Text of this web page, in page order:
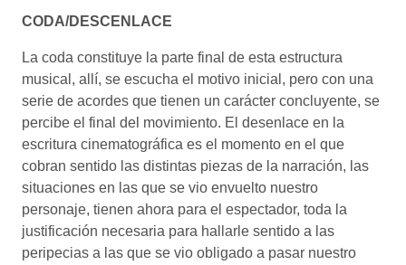
CODA/DESCENLACE
La coda constituye la parte final de esta estructura
musical, allí, se escucha el motivo inicial, pero con una
serie de acordes que tienen un carácter concluyente, se
percibe el final del movimiento. El desenlace en la
escritura cinematográfica es el momento en el que
cobran sentido las distintas piezas de la narración, las
situaciones en las que se vio envuelto nuestro
personaje, tienen ahora para el espectador, toda la
justificación necesaria para hallarle sentido a las
peripecias a las que se vio obligado a pasar nuestro